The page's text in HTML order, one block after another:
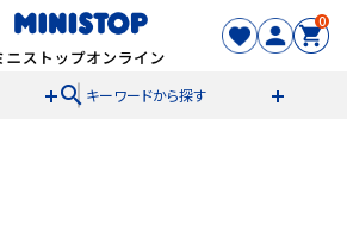
0
search キーワードから探す